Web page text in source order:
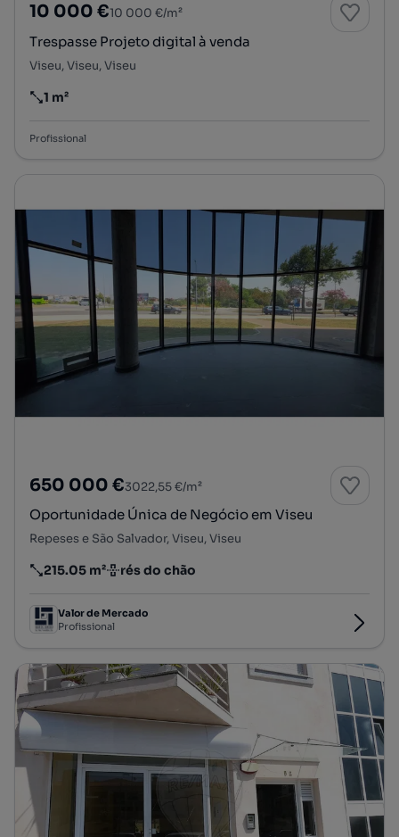
10 000 €10 000 €/m²
Trespasse Projeto digital à venda
Viseu, Viseu, Viseu
Preço por metro quadrado
1 m²
Profissional
650 000 €3022,55 €/m²
Oportunidade Única de Negócio em Viseu
Repeses e São Salvador, Viseu, Viseu
Preço por metro quadrado
215.05 m²
Andar rés do chão
Valor de Mercado
Profissional